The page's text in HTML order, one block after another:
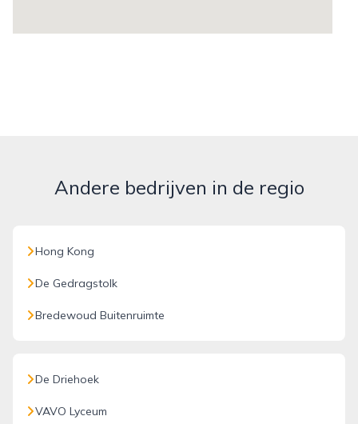
Andere bedrijven in de regio
Hong Kong
De Gedragstolk
Bredewoud Buitenruimte
De Driehoek
VAVO Lyceum